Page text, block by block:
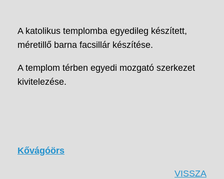
A katolikus templomba egyedileg készített,
méretillő barna facsillár készítése.
A templom térben egyedi mozgató szerkezet
kivitelezése.
Kővágóörs
VISSZA